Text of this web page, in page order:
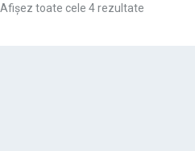
Afișez toate cele 4 rezultate